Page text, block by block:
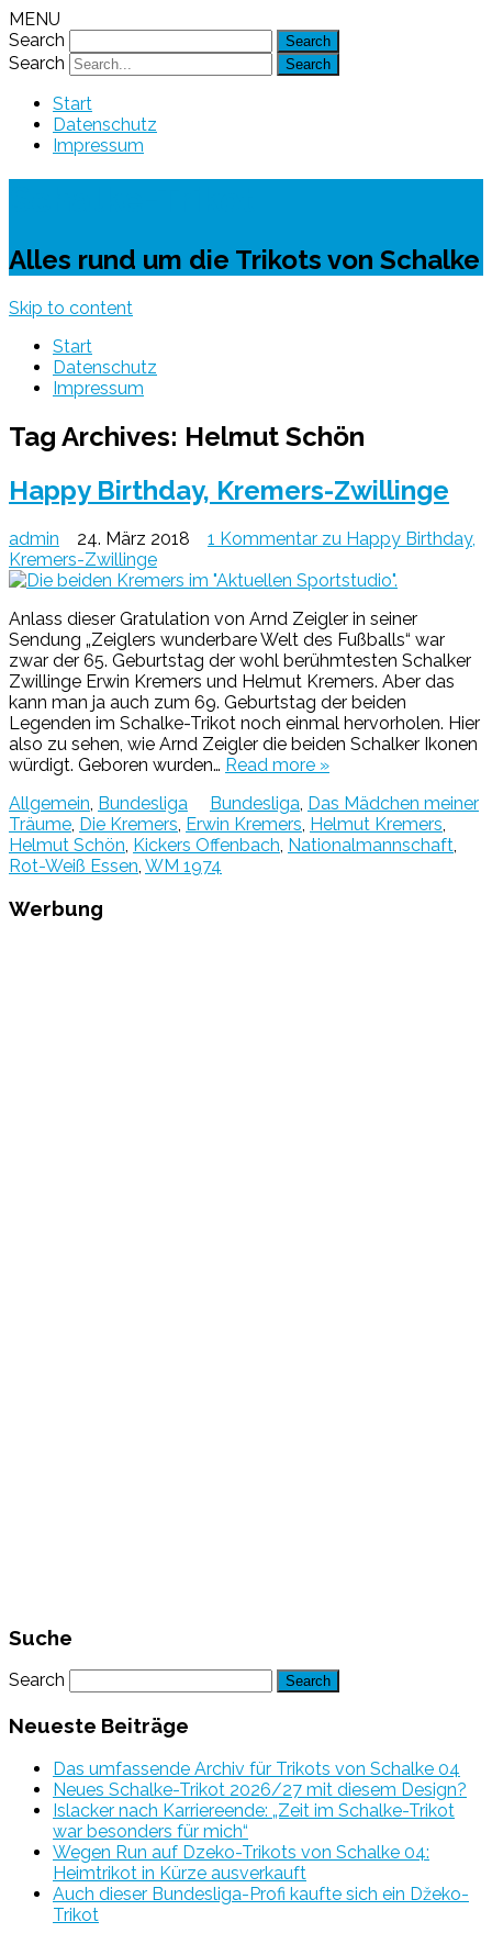
MENU
Search
Search
Start
Datenschutz
Impressum
Alles rund um die Trikots von Schalke
Skip to content
Start
Datenschutz
Impressum
Tag Archives: Helmut Schön
Happy Birthday, Kremers-Zwillinge
admin 24. März 2018 1 Kommentar zu Happy Birthday,
Kremers-Zwillinge
Anlass dieser Gratulation von Arnd Zeigler in seiner
Sendung „Zeiglers wunderbare Welt des Fußballs“ war
zwar der 65. Geburtstag der wohl berühmtesten Schalker
Zwillinge Erwin Kremers und Helmut Kremers. Aber das
kann man ja auch zum 69. Geburtstag der beiden
Legenden im Schalke-Trikot noch einmal hervorholen. Hier
also zu sehen, wie Arnd Zeigler die beiden Schalker Ikonen
würdigt. Geboren wurden… Read more »
Allgemein Bundesliga Bundesliga Das Mädchen meiner
Träume Die Kremers Erwin Kremers Helmut Kremers
Helmut Schön Kickers Offenbach Nationalmannschaft
Rot-Weiß Essen WM 1974
Werbung
Suche
Search
Neueste Beiträge
Das umfassende Archiv für Trikots von Schalke 04
Neues Schalke-Trikot 2026/27 mit diesem Design?
Islacker nach Karriereende: „Zeit im Schalke-Trikot
war besonders für mich“
Wegen Run auf Dzeko-Trikots von Schalke 04:
Heimtrikot in Kürze ausverkauft
Auch dieser Bundesliga-Profi kaufte sich ein Džeko-
Trikot